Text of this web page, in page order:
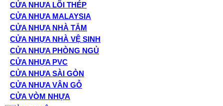
CỬA NHỰA LÕI THÉP
CỬA NHỰA MALAYSIA
CỬA NHỰA NHÀ TẮM
CỬA NHỰA NHÀ VỆ SINH
CỬA NHỰA PHÒNG NGỦ
CỬA NHỰA PVC
CỬA NHỰA SÀI GÒN
CỬA NHỰA VÂN GỖ
CỬA VÒM NHỰA